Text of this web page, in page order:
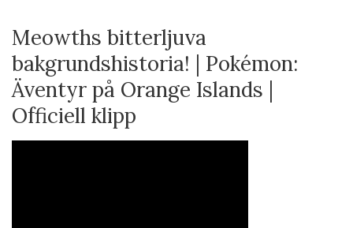
Meowths bitterljuva
bakgrundshistoria! | Pokémon:
Äventyr på Orange Islands |
Officiell klipp